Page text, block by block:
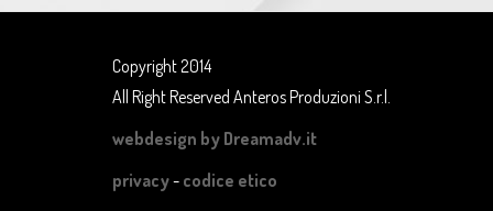
Copyright 2014
All Right Reserved Anteros Produzioni S.r.l.
webdesign by Dreamadv.it
privacy- codice etico